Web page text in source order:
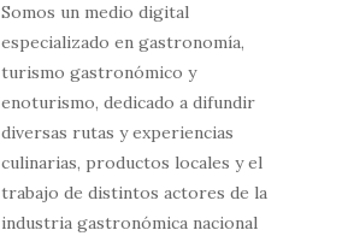
Somos un medio digital
especializado en gastronomía,
turismo gastronómico y
enoturismo, dedicado a difundir
diversas rutas y experiencias
culinarias, productos locales y el
trabajo de distintos actores de la
industria gastronómica nacional